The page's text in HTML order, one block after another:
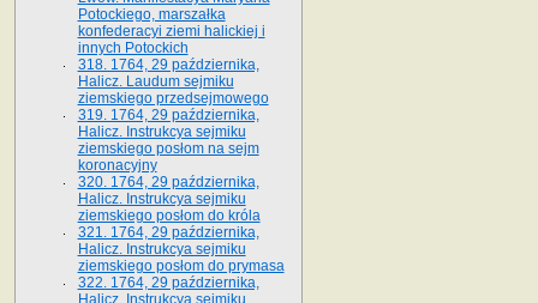
Potockiego, marszałka
konfederacyi ziemi halickiej i
innych Potockich
318. 1764, 29 października,
Halicz. Laudum sejmiku
ziemskiego przedsejmowego
319. 1764, 29 października,
Halicz. Instrukcya sejmiku
ziemskiego posłom na sejm
koronacyjny
320. 1764, 29 października,
Halicz. Instrukcya sejmiku
ziemskiego posłom do króla
321. 1764, 29 października,
Halicz. Instrukcya sejmiku
ziemskiego posłom do prymasa
322. 1764, 29 października,
Halicz. Instrukcya sejmiku